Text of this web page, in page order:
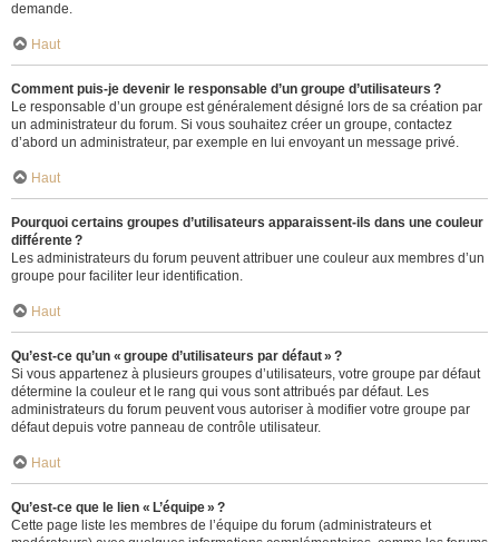
demande.
Haut
Comment puis-je devenir le responsable d’un groupe d’utilisateurs ?
Le responsable d’un groupe est généralement désigné lors de sa création par
un administrateur du forum. Si vous souhaitez créer un groupe, contactez
d’abord un administrateur, par exemple en lui envoyant un message privé.
Haut
Pourquoi certains groupes d’utilisateurs apparaissent-ils dans une couleur
différente ?
Les administrateurs du forum peuvent attribuer une couleur aux membres d’un
groupe pour faciliter leur identification.
Haut
Qu’est-ce qu’un « groupe d’utilisateurs par défaut » ?
Si vous appartenez à plusieurs groupes d’utilisateurs, votre groupe par défaut
détermine la couleur et le rang qui vous sont attribués par défaut. Les
administrateurs du forum peuvent vous autoriser à modifier votre groupe par
défaut depuis votre panneau de contrôle utilisateur.
Haut
Qu’est-ce que le lien « L’équipe » ?
Cette page liste les membres de l’équipe du forum (administrateurs et